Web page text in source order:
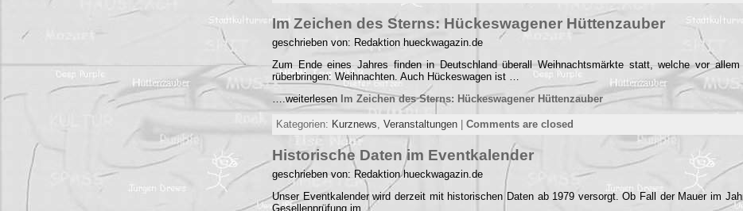
Im Zeichen des Sterns: Hückeswagener Hüttenzauber
geschrieben von: Redaktion hueckwagazin.de
Zum Ende eines Jahres finden in Deutschland überall Weihnachtsmärkte statt, welche vor
rüberbringen: Weihnachten. Auch Hückeswagen ist …
….weiterlesen Im Zeichen des Sterns: Hückeswagener Hüttenzauber
Kategorien: Kurznews, Veranstaltungen Comments are closed
Historische Daten im Eventkalender
geschrieben von: Redaktion hueckwagazin.de
Unser Eventkalender wird derzeit mit historischen Daten ab 1979 versorgt. Ob Fall der Mauer im
Gesellenprüfung im …